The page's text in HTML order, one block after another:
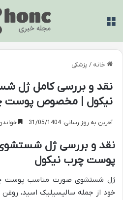
خانه / پزشکی
نقد و بررسی کامل ژل
نیکول | مخصوص پوست
آخرین به روز رسانی: 31/05/1404 خواندن این
نقد و بررسی ژل
پوست چرب نیکول
ژل شستشوی صورت مناسب پوست